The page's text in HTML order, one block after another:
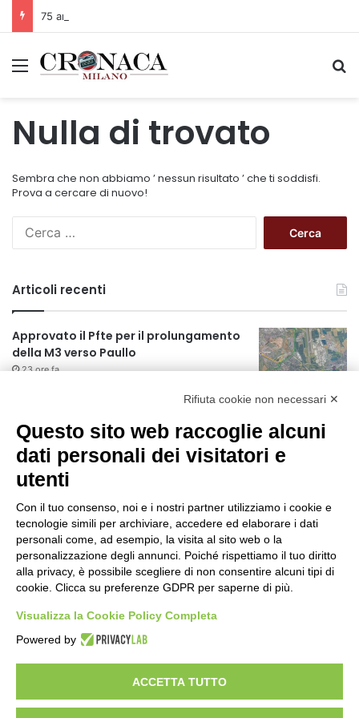
Menu
Nulla di trovato
Sembra che non abbiamo ’ nessun risultato ’ che ti soddisfi.
Prova a cercare di nuovo!
c
a
p
e
Articoli recenti
Approvato il Pfte per il prolungamento
della M3 verso Paullo
23 ore fa
75 anni di INFN. La comunità, la storia, il
futuro della ricerca in fisica
fondamentale in Italia
23 ore fa
Milano Aiuta Estate, 1600 prestazioni di
assistenza attivate
1 giorno fa
Il potenziale invisibile: come la
curiosità guida l’evoluzione umana
1 giorno fa
Milano tra tradizione e mutamento: il
battito sottile di una metropoli in
evoluzione
Rifiuta cookie non necessari ✕
Questo sito web raccoglie alcuni
dati personali dei visitatori e
utenti
Con il tuo consenso, noi e i nostri partner utilizziamo i cookie e
tecnologie simili per archiviare, accedere ed elaborare i dati
personali come, ad esempio, la visita al sito web o la
personalizzazione degli annunci. Poiché rispettiamo il tuo diritto
alla privacy, è possibile scegliere di non consentire alcuni tipi di
cookie. Clicca su preferenze GDPR per saperne di più.
Visualizza la Cookie Policy Completa
Powered by
ACCETTA TUTTO